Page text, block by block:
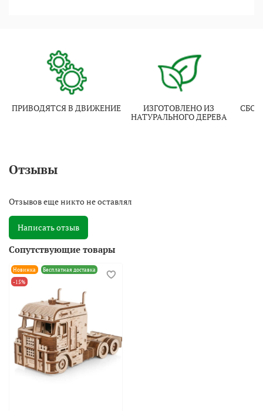
ПРИВОДЯТСЯ В ДВИЖЕНИЕ ИЗГОТОВЛЕНО ИЗ
НАТУРАЛЬНОГО ДЕРЕВА
Отзывы
Отзывов еще никто не оставлял
Написать отзыв
Сопутствующие товары
Новинка
Бесплатная доставка
-15%